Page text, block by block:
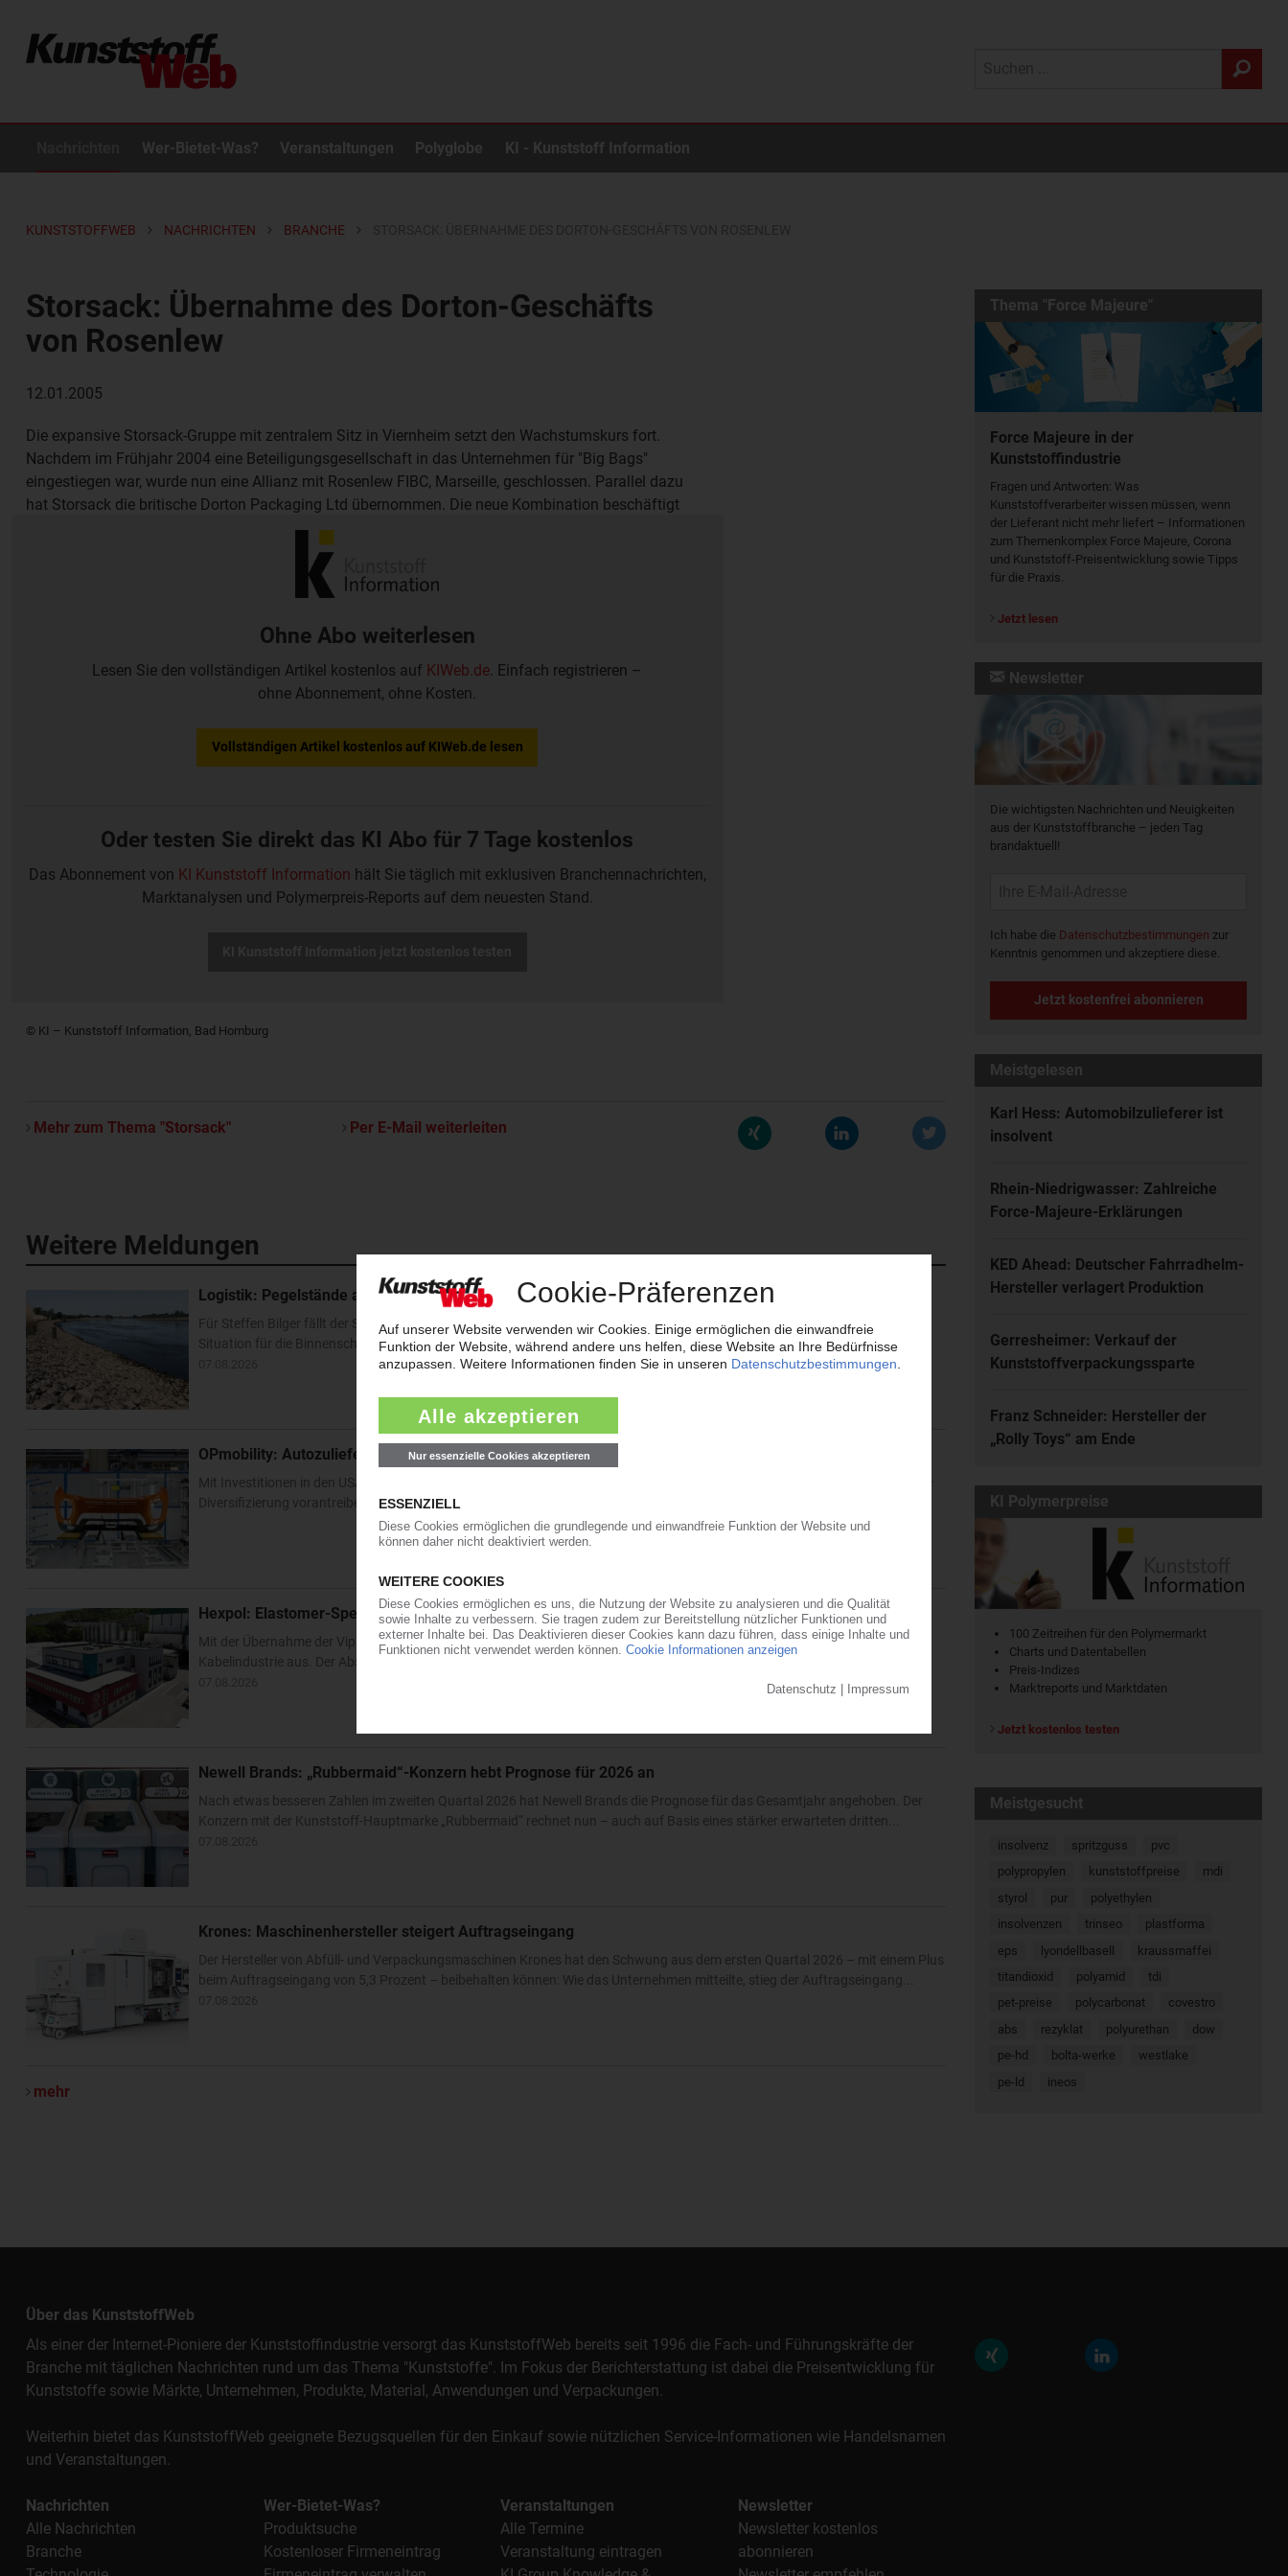
Wer-Bietet-Was? Veranstaltungen Polyglobe KI - Kunststoff Information
KUNSTSTOFFWEB NACHRICHTEN BRANCHE
Storsack: Übernahme des Dorton-Geschäfts
von Rosenlew
12.01.2005
Die expansive Storsack-Gruppe mit zentralem Sitz in Viernheim setzt den Wachstumskurs fort.
Nachdem im Frühjahr 2004 eine Beteiligungsgesellschaft in das Unternehmen für "Big Bags"
eingestiegen war, wurde nun eine Allianz mit Rosenlew FIBC, Marseille, geschlossen. Parallel dazu
hat Storsack die britische Dorton Packaging Ltd übernommen. Die neue Kombination beschäftigt
weltweit insgesamt mehr als 4.000 Mitarbeiter, der Absatz liegt bei über 26 Millionen Big Bags, das
Ohne Abo weiterlesen
Lesen Sie den vollständigen Artikel kostenlos auf KIWeb.de. Einfach registrieren –
ohne Abonnement, ohne Kosten.
Vollständigen Artikel kostenlos auf KIWeb.de lesen
Oder testen Sie direkt das KI Abo für 7 Tage kostenlos
Das Abonnement von KI Kunststoff Information hält Sie täglich mit exklusiven Branchennachrichten,
Marktanalysen und Polymerpreis-Reports auf dem neuesten Stand.
© KI – Kunststoff Information, Bad Homburg
Mehr zum Thema "Storsack" Per E-Mail weiterleiten
Weitere Meldungen
Logistik: Pegelstände am Rhein erreichen neues Rekordtief
Für Steffen Bilger fällt der Sommerurlaub derzeit so flach wie das Niedrigwasser im Rhein. Angesichts der dramatischen
Situation für die Binnenschifffahrt hat der frisch gekürte Bundesverkehrsminister zur Konferenz nach Bonn geladen. Dort...
OPmobility: Autozulieferer verstärkt Präsenz in den USA und Asien
Mit Investitionen in den USA und Asien will der Automobilzulieferer OPmobility – die frühere Plastic Omnium – seine regionale
Diversifizierung vorantreiben. Im US-Bundesstaat Ohio errichtet der familiengeführte Automobilzulieferer ein...
Hexpol: Elastomer-Spezialist kauft den PVC-Compoundeur Vipa
Mit der Übernahme der Vipa Group baut Hexpol die geografische Präsenz sowie das Geschäft mit Compounds für die
Kabelindustrie aus. Der Abschluss der Transaktion werde noch für das laufende dritte Quartal 2026 erwartet, teilt der...
Newell Brands: „Rubbermaid“-Konzern hebt Prognose für 2026 an
Nach etwas besseren Zahlen im zweiten Quartal 2026 hat Newell Brands die Prognose für das Gesamtjahr angehoben. Der
Konzern mit der Kunststoff-Hauptmarke „Rubbermaid“ rechnet nun – auch auf Basis eines stärker erwarteten dritten...
Krones: Maschinenhersteller steigert Auftragseingang
Der Hersteller von Abfüll- und Verpackungsmaschinen Krones hat den Schwung aus dem ersten Quartal 2026 – mit einem Plus
beim Auftragseingang von 5,3 Prozent – beibehalten können: Wie das Unternehmen mitteilte, stieg der Auftragseingang...
mehr
Thema "Force Majeure"
Force Majeure in der
Kunststoffindustrie
Fragen und Antworten: Was
Kunst­stoff­verarbeiter wissen müssen, wenn
der Lieferant nicht mehr liefert – Informationen
zum Themenkomplex Force Majeure, Corona
und Kunststoff-Preisentwicklung sowie Tipps
für die Praxis.
Jetzt lesen
Newsletter
Die wichtigsten Nachrichten und Neuigkeiten
aus der Kunststoffbranche – jeden Tag
brandaktuell!
Ich habe die Datenschutzbestimmungen zur
Kenntnis genommen und akzeptiere diese.
Jetzt kostenfrei abonnieren
Meistgelesen
Karl Hess: Automobilzulieferer ist
insolvent
Rhein-Niedrigwasser: Zahlreiche
Force-Majeure-Erklärungen
KED Ahead: Deutscher Fahrradhelm-
Hersteller verlagert Produktion
Gerresheimer: Verkauf der
Kunststoffverpackungssparte
Franz Schneider: Hersteller der
„Rolly Toys“ am Ende
KI Polymerpreise
100 Zeitreihen für den Polymermarkt
Charts und Datentabellen
Preis-Indizes
Marktreports und Marktdaten
Jetzt kostenlos testen
Meistgesucht
insolvenz spritzguss
pvc
polypropylen
kunststoffpreise
mdi
styrol
pur
polyethylen
insolvenzen
trinseo
plastforma
eps
lyondellbasell
kraussmaffei
titandioxid
polyamid
tdi
pet-preise
polycarbonat
covestro
abs
rezyklat polyurethan
dow
pe-hd
bolta-werke
westlake
pe-ld
ineos
Über das KunststoffWeb
Als einer der Internet-Pioniere der Kunststoffindustrie versorgt das KunststoffWeb bereits seit 1996 die Fach- und Führungskräfte der
Branche mit täglichen Nachrichten rund um das Thema "Kunststoffe". Im Fokus der Berichterstattung ist dabei die Preisentwicklung für
Kunststoffe sowie Märkte, Unternehmen, Produkte, Material, Anwendungen und Verpackungen.
Weiterhin bietet das KunststoffWeb geeignete Bezugsquellen für den Einkauf sowie nützlichen Service-Informationen wie Handelsnamen
und Veranstaltungen.
Nachrichten
Alle Nachrichten
Branche
Wer-Bietet-Was?
Produktsuche
Kostenloser Firmeneintrag
Veranstaltungen
Alle Termine
Veranstaltung eintragen
Newsletter
Newsletter kostenlos
abonnieren